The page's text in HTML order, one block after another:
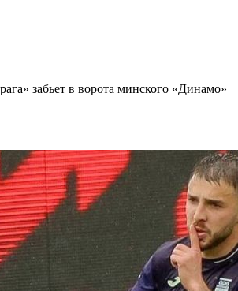
забьет в ворота минского «Динамо»